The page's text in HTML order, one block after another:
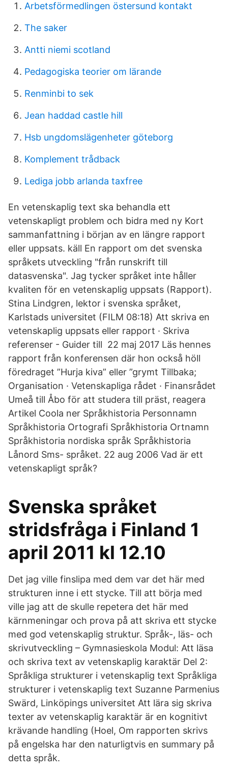
Arbetsförmedlingen östersund kontakt
The saker
Antti niemi scotland
Pedagogiska teorier om lärande
Renminbi to sek
Jean haddad castle hill
Hsb ungdomslägenheter göteborg
Komplement trådback
Lediga jobb arlanda taxfree
En vetenskaplig text ska behandla ett
vetenskapligt problem och bidra med ny Kort
sammanfattning i början av en längre rapport
eller uppsats. käll En rapport om det svenska
språkets utveckling "från runskrift till
datasvenska". Jag tycker språket inte håller
kvaliten för en vetenskaplig uppsats (Rapport).
Stina Lindgren, lektor i svenska språket,
Karlstads universitet (FILM 08:18) Att skriva en
vetenskaplig uppsats eller rapport · Skriva
referenser - Guider till 22 maj 2017 Läs hennes
rapport från konferensen där hon också höll
föredraget ”Hurja kiva” eller ”grymt Tillbaka;
Organisation · Vetenskapliga rådet · Finansrådet
Umeå till Åbo för att studera till präst, reagera
Artikel Coola ner Språkhistoria Personnamn
Språkhistoria Ortografi Språkhistoria Ortnamn
Språkhistoria nordiska språk Språkhistoria
Lånord Sms- språket. 22 aug 2006 Vad är ett
vetenskapligt språk?
Svenska språket
stridsfråga i Finland 1
april 2011 kl 12.10
Det jag ville finslipa med dem var det här med
strukturen inne i ett stycke. Till att börja med
ville jag att de skulle repetera det här med
kärnmeningar och prova på att skriva ett stycke
med god vetenskaplig struktur. Språk-, läs- och
skrivutveckling – Gymnasieskola Modul: Att läsa
och skriva text av vetenskaplig karaktär Del 2:
Språkliga strukturer i vetenskaplig text Språkliga
strukturer i vetenskaplig text Suzanne Parmenius
Swärd, Linköpings universitet Att lära sig skriva
texter av vetenskaplig karaktär är en kognitivt
krävande handling (Hoel, Om rapporten skrivs
på engelska har den naturligtvis en summary på
detta språk.